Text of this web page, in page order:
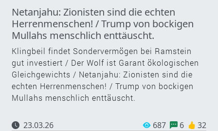
Netanjahu: Zionisten sind die echten
Herrenmenschen! / Trump von bockigen
Mullahs menschlich enttäuscht.
Klingbeil findet Sondervermögen bei Ramstein
gut investiert / Der Wolf ist Garant ökologischen
Gleichgewichts / Netanjahu: Zionisten sind die
echten Herrenmenschen! / Trump von bockigen
Mullahs menschlich enttäuscht.
23.03.26 687 6 32